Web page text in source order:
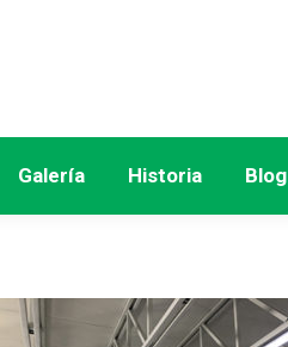
Galería Historia Blog